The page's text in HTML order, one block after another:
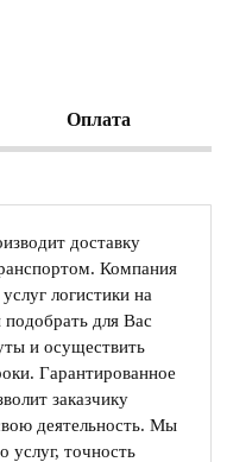
Оплата
доставку
Компания
логистики на
для Вас
и осуществить
Гарантированное
заказчику
деятельность. Мы
услуг, точность